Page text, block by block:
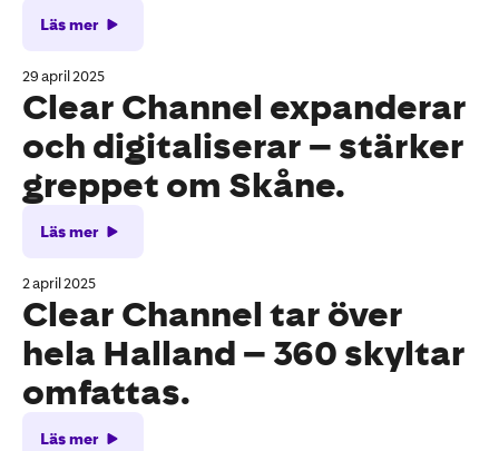
Läs mer
29 april 2025
Clear Channel expanderar
och digitaliserar – stärker
greppet om Skåne.
Läs mer
2 april 2025
Clear Channel tar över
hela Halland – 360 skyltar
omfattas.
Läs mer